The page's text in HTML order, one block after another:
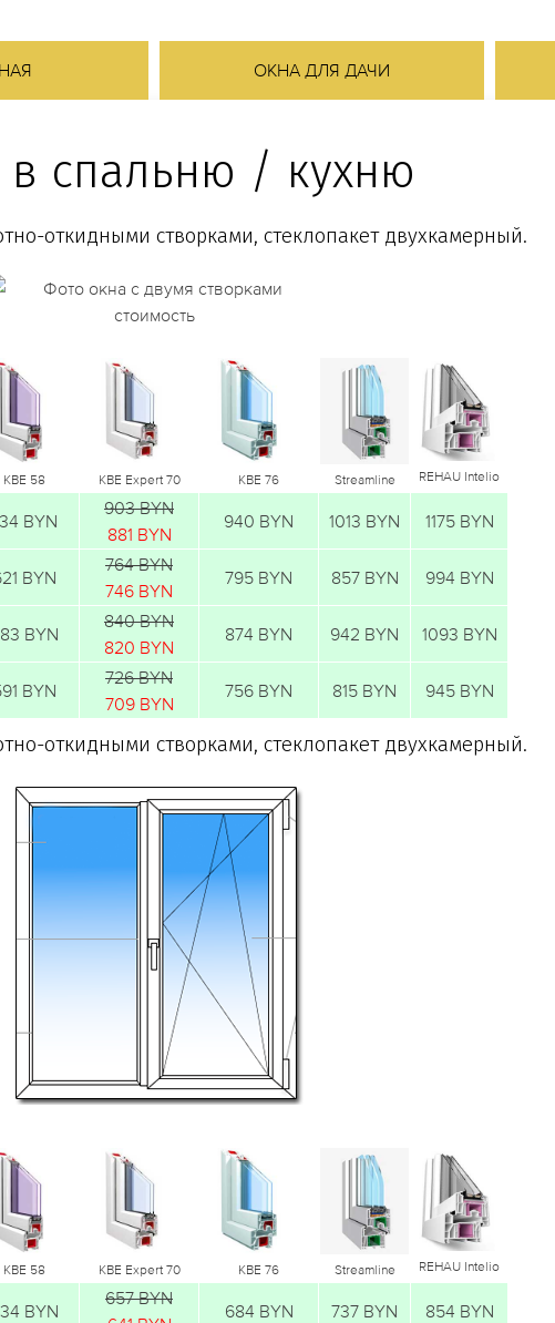
ОКНА ДЛЯ ДАЧИ
в спальню / кухню
откидными створками, стеклопакет двухкамерный.
KBE 58 KBE Expert 70 KBE 76 Streamline REHAU Intelio
BYN
903 BYN
881 BYN
940 BYN 1013 BYN 1175 BYN
BYN
764 BYN
746 BYN
795 BYN 857 BYN 994 BYN
BYN
840 BYN
820 BYN
874 BYN 942 BYN 1093 BYN
BYN
726 BYN
709 BYN
756 BYN 815 BYN 945 BYN
откидными створками, стеклопакет двухкамерный.
KBE 58 KBE Expert 70 KBE 76 Streamline REHAU Intelio
BYN
657 BYN
684 BYN 737 BYN 854 BYN